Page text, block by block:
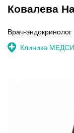
Ковалева
Врач-эндокринолог
Клиника